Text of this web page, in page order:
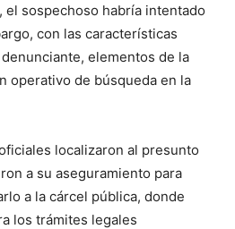
sospechoso habría intentado
con las características
elementos de la
operativo de búsqueda en la
localizaron al presunto
a su aseguramiento para
a la cárcel pública, donde
los trámites legales